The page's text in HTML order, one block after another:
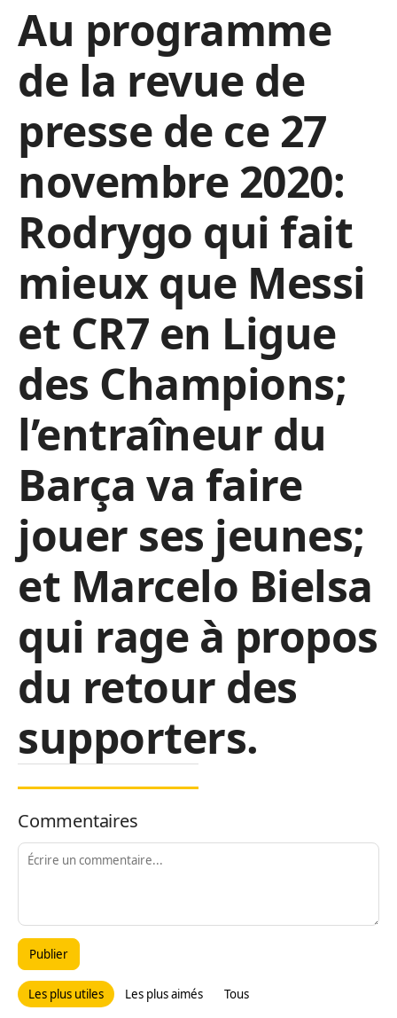
Au programme
de la revue de
presse de ce 27
novembre 2020:
Rodrygo qui fait
mieux que Messi
et CR7 en Ligue
des Champions;
l’entraîneur du
Barça va faire
jouer ses jeunes;
et Marcelo Bielsa
qui rage à propos
du retour des
supporters.
Commentaires
Publier
Les plus utiles Les plus aimés Tous